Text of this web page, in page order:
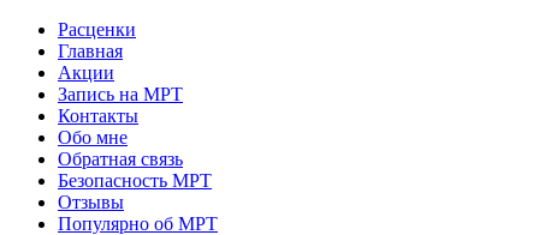
Расценки
Главная
Акции
Запись на МРТ
Контакты
Обо мне
Обратная связь
Безопасность МРТ
Отзывы
Популярно об МРТ